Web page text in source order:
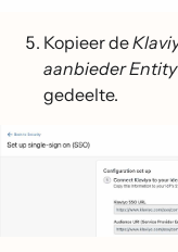
Kopieer de
aanbieder Entity
gedeelte.